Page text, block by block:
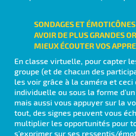
SONDAGES ET
AVOIR DE PLUS GRANDES
MIEUX ÉCOUTER VOS
En classe virtuelle, pour capter
groupe (et de chacun des
les voir grâce à la caméra et ceci
individuelle ou sous la forme
mais aussi vous appuyer sur la
tout, des signes peuvent vous
multiplier les opportunités pour
s’exprimer sur ses ressentis/